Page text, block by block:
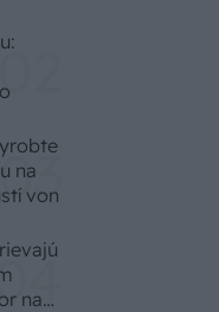
na
von
na